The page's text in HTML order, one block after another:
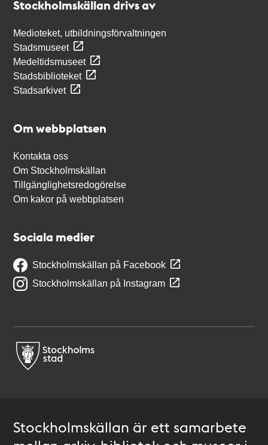
Stockholmskällan drivs av
Medioteket, utbildningsförvaltningen
Stadsmuseet
Medeltidsmuseet
Stadsbiblioteket
Stadsarkivet
Om webbplatsen
Kontakta oss
Om Stockholmskällan
Tillgänglighetsredogörelse
Om kakor på webbplatsen
Sociala medier
Stockholmskällan på Facebook
Stockholmskällan på Instagram
Stockholmskällan är ett samarbete